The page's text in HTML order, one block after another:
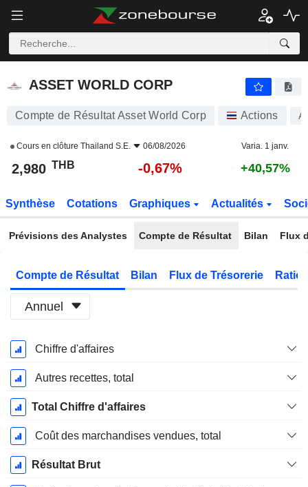
ASSET WORLD CORP
ASSET WORLD CORP
Compte de Résultat Asset World Corp Actions
Cours en clôture Thailand S.E. 06/08/2026 Varia. 1 janv.
2,980 THB -0,67% +40,57%
Synthèse Cotations Graphiques Actualités
Prévisions des Analystes Compte de Résultat Bilan Flux
Compte de Résultat Bilan Flux de Trésorerie
Annuel
Période
Fiscale:
Décembre
Chiffre d'affaires
Autres recettes, total
Total Chiffre d'affaires
Coût des marchandises vendues, total
Résultat Brut